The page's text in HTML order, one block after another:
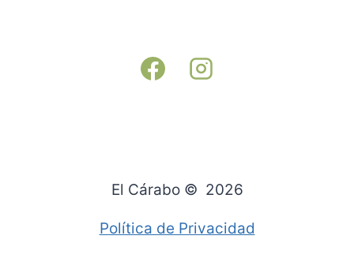
El Cárabo © 2026
Política de Privacidad